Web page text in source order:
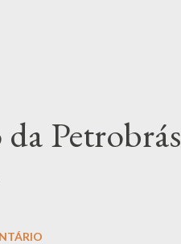
Petrobrás